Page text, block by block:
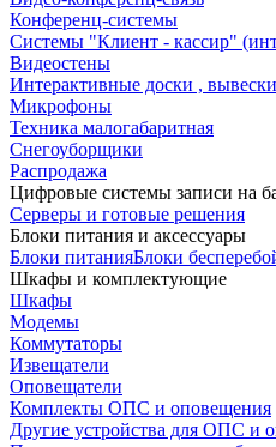
Конференц-системы
Системы "Клиент - кассир"
Видеостены
Интерактивные доски ,
Микрофоны
Техника малогабаритная
Снегоуборщики
Распродажа
Цифровые системы записи на
Серверы и готовые решения
Блоки питания и аксессуары
Блоки питанияБлоки
Шкафы и комплектующие
Шкафы
Модемы
Коммутаторы
Извещатели
Оповещатели
Комплекты ОПС и оповещения
Другие устройства для ОПС и